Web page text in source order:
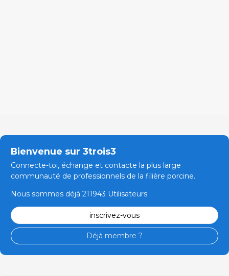
Bienvenue sur 3trois3
Connecte-toi, échange et contacte la plus large
communauté de professionnels de la filière porcine.
Nous sommes déjà 211943 Utilisateurs
inscrivez-vous
Déjà membre ?